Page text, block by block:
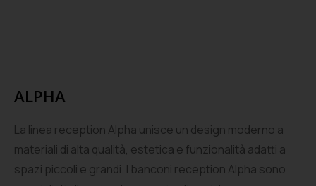
ALPHA
La linea reception Alpha unisce un design moderno a
materiali di alta qualità, estetica e funzionalità adatti a
spazi piccoli e grandi. I banconi reception Alpha sono